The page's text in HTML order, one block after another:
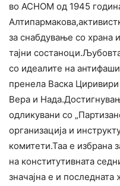
во АСНОМ од 1945
за снабдување со храна
тајни
со идеалите на
пренела Васка
Вера и
одликувани со
организација и
комитети.Таа е избрана
на конститутивната
значајна е и